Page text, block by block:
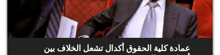
عمادة كلية الحقوق أكدال تشعل الخلاف بين